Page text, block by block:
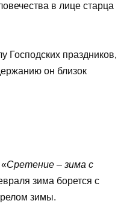
в лице старца
Господских праздников,
он близок
Сретение – зима с
зима борется с
зимы.